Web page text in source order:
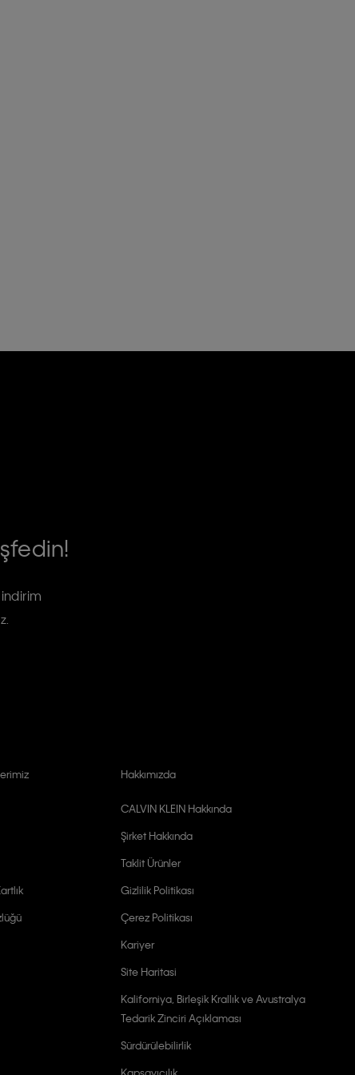
Hakkımızda
CALVIN KLEIN Hakkında
Şirket Hakkında
Taklit Ürünler
Gizlilik Politikası
Çerez Politikası
Kariyer
Site Haritasi
Kaliforniya, Birleşik Krallık ve Avustralya
Tedarik Zinciri Açıklaması
Sürdürülebilirlik